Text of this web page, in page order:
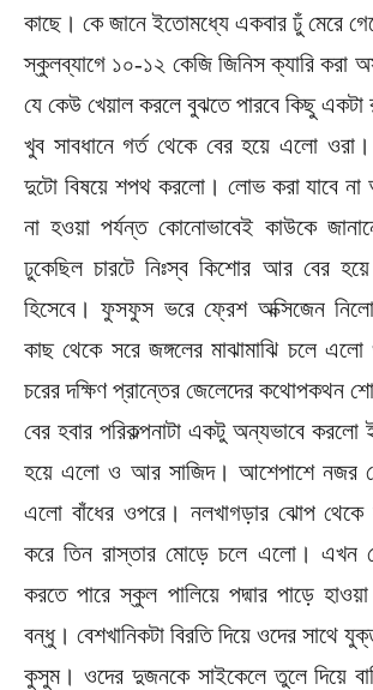
কাছে। কে জানে ইতোমধ্যে একবার ঢুঁ মেরে
স্কুলব্যাগে ১০-১২ কেজি জিনিস ক্যারি করা
যে কেউ খেয়াল করলে বুঝতে পারবে কিছু একটা
খুব সাবধানে গর্ত থেকে বের হয়ে এলো
দুটো বিষয়ে শপথ করলো। লোভ করা যাবে
না হওয়া পর্যন্ত কোনোভাবেই কাউকে
ঢুকেছিল চারটে নিঃস্ব কিশোর আর বের হয়ে
হিসেবে। ফুসফুস ভরে ফ্রেশ অক্সিজেন
কাছ থেকে সরে জঙ্গলের মাঝামাঝি চলে
চরের দক্ষিণ প্রান্তের জেলেদের কথোপকথন
বের হবার পরিকল্পনাটা একটু অন্যভাবে
হয়ে এলো ও আর সাজিদ। আশেপাশে নজর
এলো বাঁধের ওপরে। নলখাগড়ার ঝোপ থেকে
করে তিন রাস্তার মোড়ে চলে এলো। এখন
করতে পারে স্কুল পালিয়ে পদ্মার পাড়ে
বন্ধু। বেশখানিকটা বিরতি দিয়ে ওদের সাথে
কুসুম। ওদের দুজনকে সাইকেলে তুলে দিয়ে